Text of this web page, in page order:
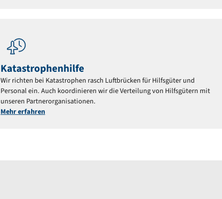
Katastrophenhilfe
Wir richten bei Katastrophen rasch Luftbrücken für Hilfsgüter und
Personal ein. Auch koordinieren wir die Verteilung von Hilfsgütern mit
unseren Partnerorganisationen.
Mehr erfahren